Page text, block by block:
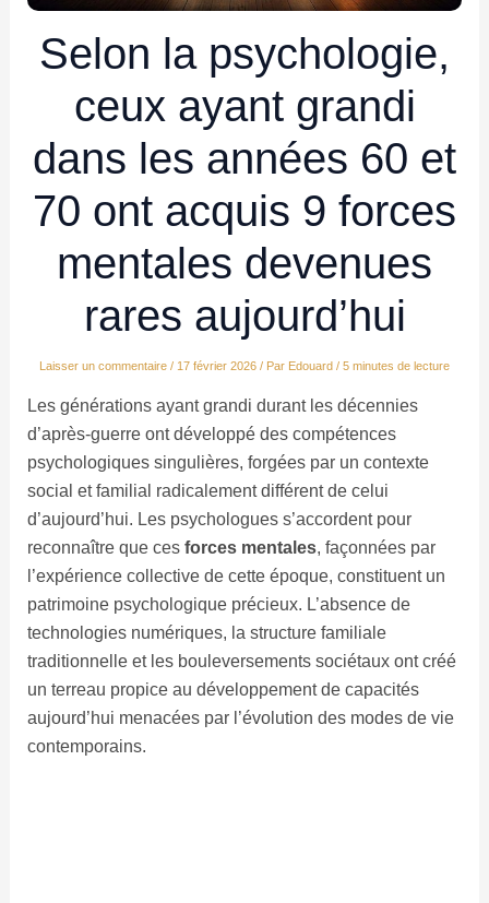
Selon la psychologie,
ceux ayant grandi
dans les années 60 et
70 ont acquis 9 forces
mentales devenues
rares aujourd’hui
Laisser un commentaire / 17 février 2026 / Par Edouard / 5 minutes de lecture
Les générations ayant grandi durant les décennies
d’après-guerre ont développé des compétences
psychologiques singulières, forgées par un contexte
social et familial radicalement différent de celui
d’aujourd’hui. Les psychologues s’accordent pour
reconnaître que ces forces mentales, façonnées par
l’expérience collective de cette époque, constituent un
patrimoine psychologique précieux. L’absence de
technologies numériques, la structure familiale
traditionnelle et les bouleversements sociétaux ont créé
un terreau propice au développement de capacités
aujourd’hui menacées par l’évolution des modes de vie
contemporains.